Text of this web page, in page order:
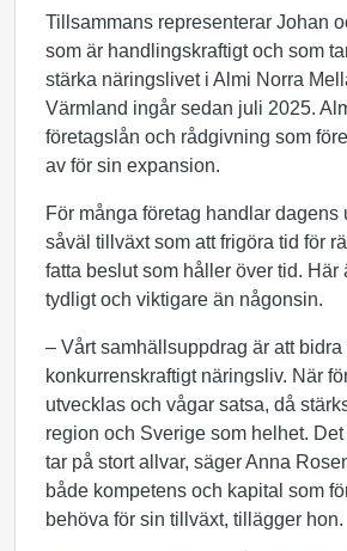
Tillsammans representerar Johan
som är handlingskraftigt och som
stärka näringslivet i Almi Norra
Värmland ingår sedan juli 2025.
företagslån och rådgivning som
av för sin expansion.
För många företag handlar dagens
såväl tillväxt som att frigöra tid för
fatta beslut som håller över tid. Här
tydligt och viktigare än någonsin.
– Vårt samhällsuppdrag är att bidra
konkurrenskraftigt näringsliv. När
utvecklas och vågar satsa, då
region och Sverige som helhet.
tar på stort allvar, säger Anna
både kompetens och kapital som
behöva för sin tillväxt, tillägger hon.